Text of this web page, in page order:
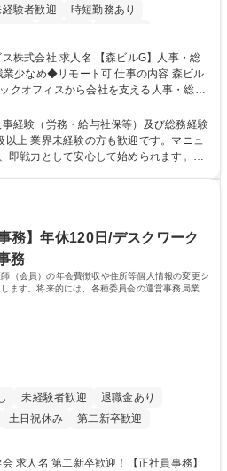
経験者歓迎
時短勤務あり
長期歓迎 駅近5分以内 土日祝休み
ビルG】人事・総
モート可 仕事の内容 森ビル
クオフィスから会社を支える人事・総務
務をバランスよく担当し、ゆくゆくは制
、やりがいある環境です。 ■勤怠管
年末調整等の労務管理全般 ■入退社手続
定などのコア業務 ■社内イベントの企画
いるため、安心して成長できます。 募
◆賞与5ヶ月◆年休120日◆残業少なめ◆
経験（労務・給与社保等）及び総務経験
以上 業界未経験の方も歓迎です。マニュ
即戦力として安心して始められます。
と組織への貢献度をダイレクトに実感で
ート可など、ワークライフバランスを保
れまでの幅広い経験を活かし、長期的な
な意欲と挑戦を全力で応援します。 学
短大 専修学校 高校 語学力： 資格：日商
商簿記検定3級
務】年休120日/デスクワーク
務
（会員）の年会費徴収や住所等個人情報の変更シ
ます。将来的には、各種委員会の運営事務局業務
未経験者歓迎
退職金あり
土日祝休み 第二新卒歓迎
務】